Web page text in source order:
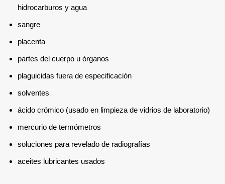
hidrocarburos y agua
sangre
placenta
partes del cuerpo u órganos
plaguicidas fuera de especificación
solventes
ácido crómico (usado en limpieza de vidrios de laboratorio)
mercurio de termómetros
soluciones para revelado de radiografías
aceites lubricantes usados